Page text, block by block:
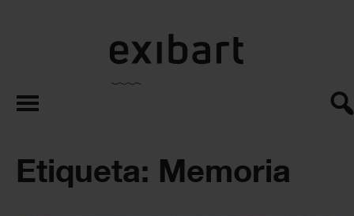
exibart.es
Etiqueta: Memoria